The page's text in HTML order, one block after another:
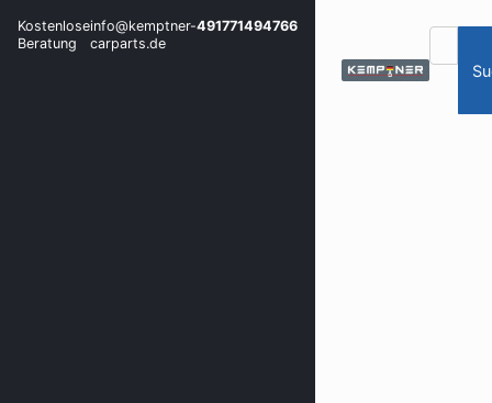
Kostenlose
Beratung
info@kemptner-
carparts.de
491771494766